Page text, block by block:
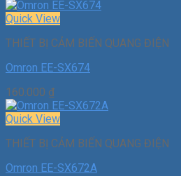
Quick View
THIẾT BỊ CẢM BIẾN QUANG ĐIỆN
Omron EE-SX674
160.000 ₫
Quick View
THIẾT BỊ CẢM BIẾN QUANG ĐIỆN
Omron EE-SX672A